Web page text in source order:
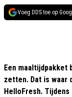
Voeg DDS toe op
Een
zetten. Dat is waar
HelloFresh.